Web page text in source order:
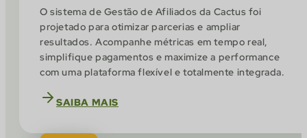
O sistema de Gestão de Afiliados da Cactus foi
projetado para otimizar parcerias e ampliar
resultados. Acompanhe métricas em tempo real,
simplifique pagamentos e maximize a performance
com uma plataforma flexível e totalmente integrada.
SAIBA MAIS